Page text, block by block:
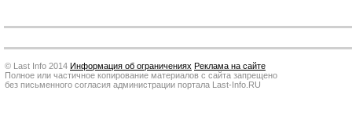
© Last Info 2014 Информация об ограничениях Реклама на сайте
Полное или частичное копирование материалов с сайта запрещено
без письменного согласия администрации портала Last-Info.RU